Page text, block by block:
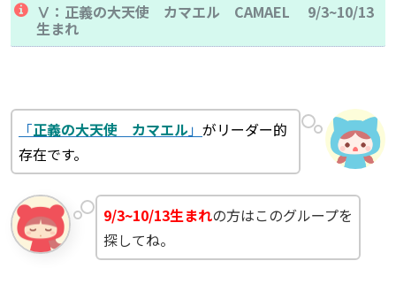
Ⅴ：正義の大天使 カマエル CAMAEL 9/3~10/13
生まれ
「正義の大天使 カマエル」 がリーダー的
存在です。
9/3~10/13生まれの方はこのグループを
探してね。